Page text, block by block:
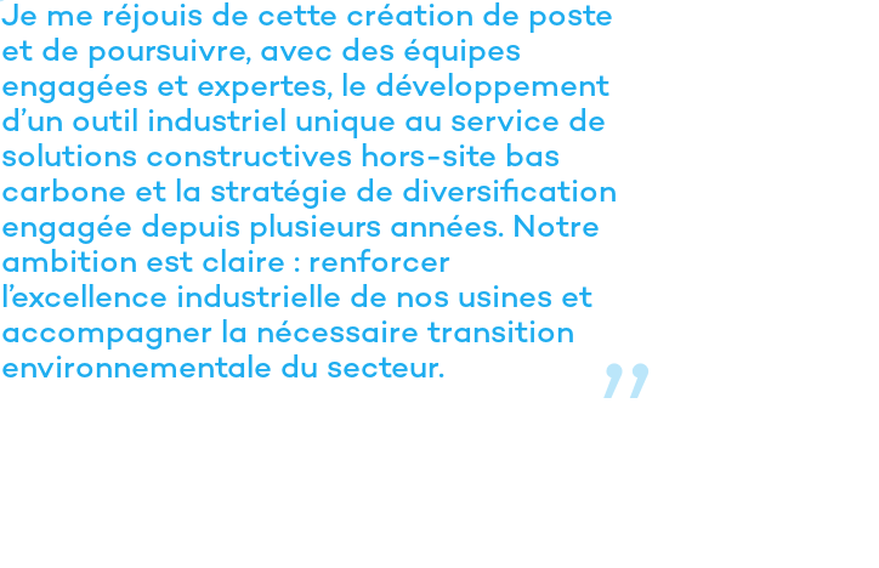
Je me réjouis de cette création de poste
et de poursuivre, avec des équipes
engagées et expertes, le développement
d’un outil industriel unique au service de
solutions constructives hors-site bas
carbone et la stratégie de diversification
engagée depuis plusieurs années. Notre
ambition est claire : renforcer
l’excellence industrielle de nos usines et
accompagner la nécessaire transition
environnementale du secteur.